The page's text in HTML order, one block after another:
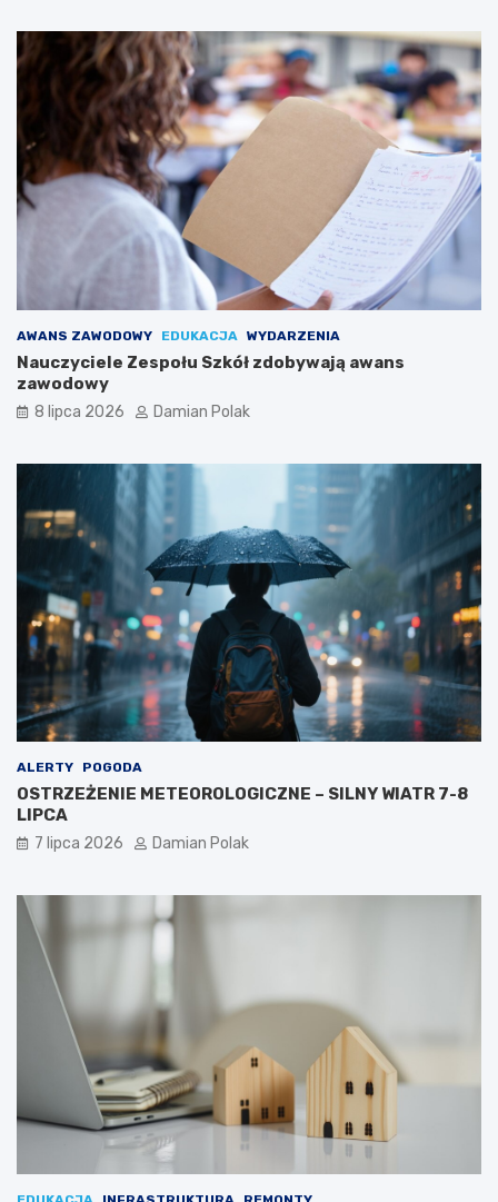
AWANS ZAWODOWY EDUKACJA WYDARZENIA
Nauczyciele Zespołu Szkół zdobywają awans
zawodowy
8 lipca 2026 Damian Polak
ALERTY POGODA
OSTRZEŻENIE METEOROLOGICZNE – SILNY WIATR 7-8
LIPCA
7 lipca 2026 Damian Polak